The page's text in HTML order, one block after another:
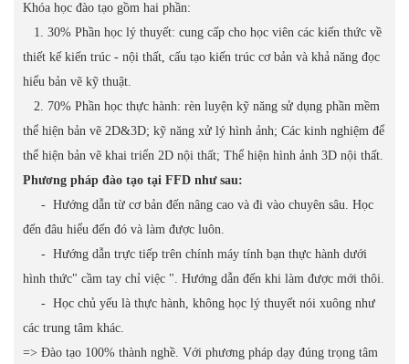
Khóa học đào tạo gồm hai phần:
1. 30% Phần học lý thuyết: cung cấp cho học viên các kiến thức về
thiết kế kiến trúc - nội thất, cấu tạo kiến trúc cơ bản và khả năng đọc
hiểu bản vẽ kỹ thuật.
2. 70% Phần học thực hành: rèn luyện kỹ năng sử dụng phần mềm
thể hiện bản vẽ 2D&3D; kỹ năng xử lý hình ảnh; Các kinh nghiệm để
thể hiện bản vẽ khai triển 2D nội thất; Thể hiện hình ảnh 3D nội thất.
Phương pháp đào tạo tại FFD như sau:
- Hướng dẫn từ cơ bản đến nâng cao và đi vào chuyên sâu. Học
đến đâu hiểu đến đó và làm được luôn.
- Hướng dẫn trực tiếp trên chính máy tính bạn thực hành dưới
hình thức" cầm tay chỉ việc ". Hướng dẫn đến khi làm được mới thôi.
- Học chủ yếu là thực hành, không học lý thuyết nói xuông như
các trung tâm khác.
=> Đào tạo 100% thành nghề. Với phương pháp dạy đúng trọng tâm